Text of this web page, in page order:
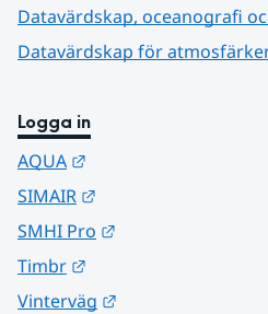
Datavärdskap, oceanografi
Datavärdskap för
Logga in
AQUA
SIMAIR
SMHI Pro
Timbr
Vinterväg